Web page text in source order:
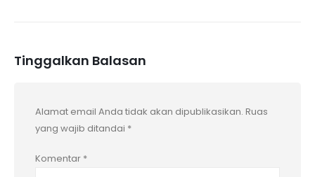
Tinggalkan Balasan
Alamat email Anda tidak akan dipublikasikan. Ruas
yang wajib ditandai *
Komentar *